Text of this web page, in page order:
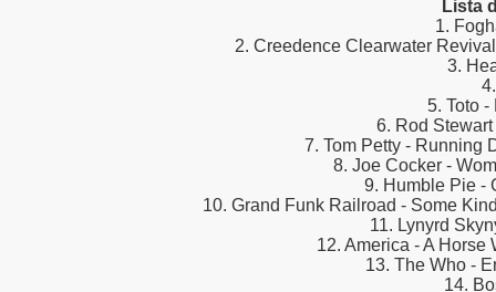
Lista
1.
2. Creedence Clearwater
3.
5. Toto
6. Rod
7. Tom Petty - Running
8. Joe Cocker -
9. Humble Pie -
10. Grand Funk Railroad - Some
11. Lynyrd
12. America - A Horse
13. The Who -
14.